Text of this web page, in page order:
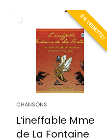
EN VEDETTE!
CHANSONS
L’ineffable Mme
de La Fontaine